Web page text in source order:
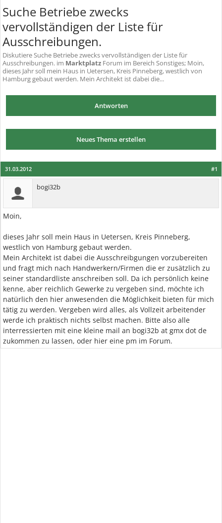
Suche Betriebe zwecks
vervollständigen der Liste für
Ausschreibungen.
DiskutiereSuche Betriebe zwecks vervollständigen der Liste für
Ausschreibungen. im Marktplatz Forum im Bereich Sonstiges; Moin,
dieses Jahr soll mein Haus in Uetersen, Kreis Pinneberg, westlich von
Hamburg gebaut werden. Mein Architekt ist dabei die...
Antworten
Neues Thema erstellen
#1
31.03.2012
bogi32b
Moin,
dieses Jahr soll mein Haus in Uetersen, Kreis Pinneberg,
westlich von Hamburg gebaut werden.
Mein Architekt ist dabei die Ausschreibgungen vorzubereiten
und fragt mich nach Handwerkern/Firmen die er zusätzlich zu
seiner standardliste anschreiben soll. Da ich persönlich keine
kenne, aber reichlich Gewerke zu vergeben sind, möchte ich
natürlich den hier anwesenden die Möglichkeit bieten für mich
tätig zu werden. Vergeben wird alles, als Vollzeit arbeitender
werde ich praktisch nichts selbst machen. Bitte also alle
interressierten mit eine kleine mail an bogi32b at gmx dot de
zukommen zu lassen, oder hier eine pm im Forum.